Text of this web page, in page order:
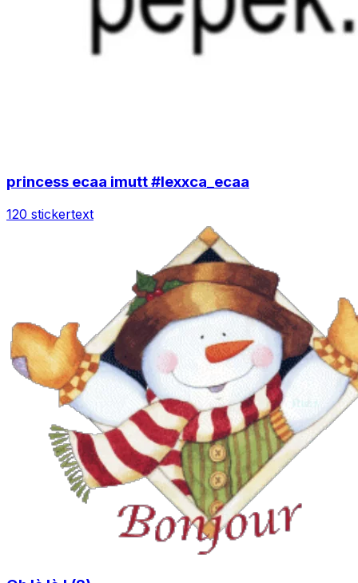
princess ecaa imutt #lexxca_ecaa
120 stickertext